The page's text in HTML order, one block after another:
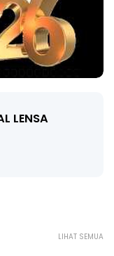
WANG TAHUN 6
#141 #...
LIHAT SEMUA